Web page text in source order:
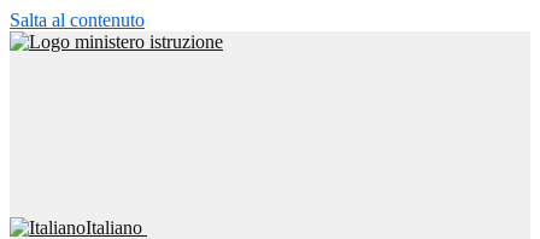
Salta al contenuto
Italiano